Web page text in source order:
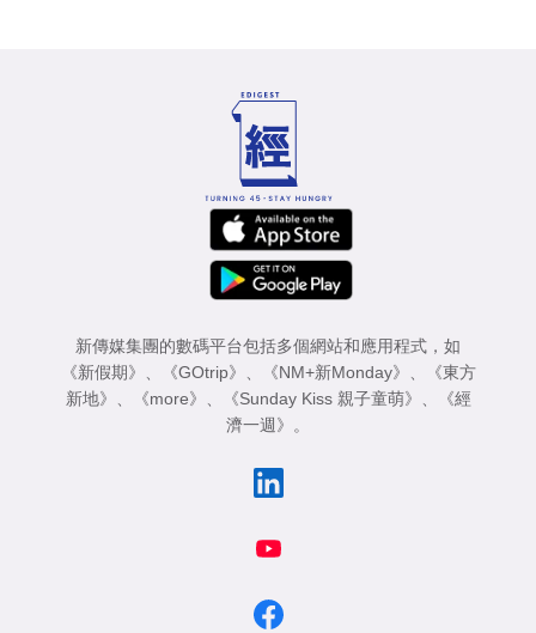
新傳媒集團的數碼平台包括多個網站和應用程式，如
《新假期》
《GOtrip》 《NM+新Monday》
《東方
新地》
《more》 《Sunday Kiss 親子童萌》
《經
濟一週》
。